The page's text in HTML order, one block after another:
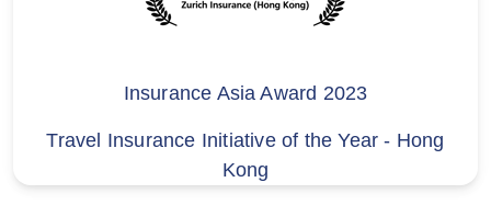
換取的費用（例如飛行里數或會員積分計劃），
5. 其他不保事項或條款
(a) 任何持有中華人民共和國護照及以此往返中國
Insurance Asia Award 2023
Travel Insurance Initiative of the Year - Hong
Kong